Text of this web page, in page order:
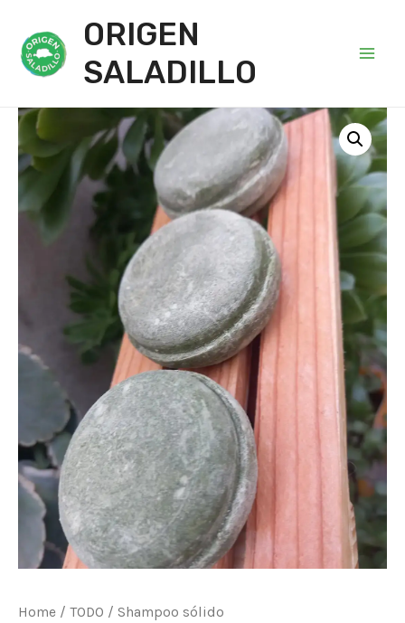
ORIGEN
SALADILLO
Home / TODO / Shampoo sólido